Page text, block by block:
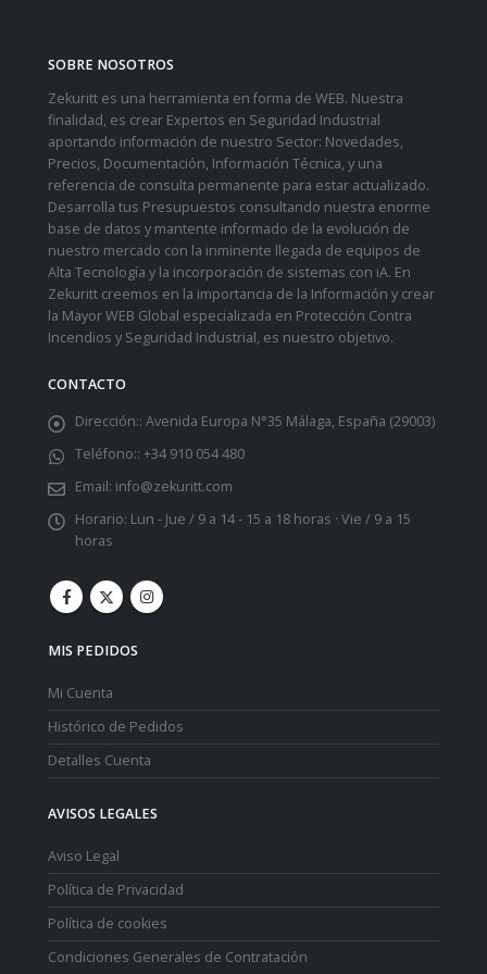
SOBRE NOSOTROS
Zekuritt es una herramienta en forma de WEB. Nuestra
finalidad, es crear Expertos en Seguridad Industrial
aportando información de nuestro Sector: Novedades,
Precios, Documentación, Información Técnica, y una
referencia de consulta permanente para estar actualizado.
Desarrolla tus Presupuestos consultando nuestra enorme
base de datos y mantente informado de la evolución de
nuestro mercado con la inminente llegada de equipos de
Alta Tecnología y la incorporación de sistemas con iA. En
Zekuritt creemos en la importancia de la Información y crear
la Mayor WEB Global especializada en Protección Contra
Incendios y Seguridad Industrial, es nuestro objetivo.
CONTACTO
Dirección:: Avenida Europa N°35 Málaga, España (29003)
Teléfono:: +34 910 054 480
Email: info@zekuritt.com
Horario: Lun - Jue / 9 a 14 - 15 a 18 horas · Vie / 9 a 15
horas
MIS PEDIDOS
Mi Cuenta
Histórico de Pedidos
Detalles Cuenta
AVISOS LEGALES
Aviso Legal
Política de Privacidad
Política de cookies
Condiciones Generales de Contratación